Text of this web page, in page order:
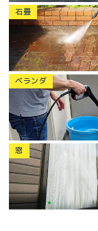
石畳
ベランダ
窓